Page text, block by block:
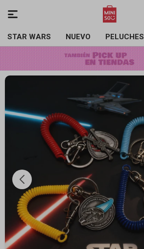
STAR WARS NUEVO PELUCHES
